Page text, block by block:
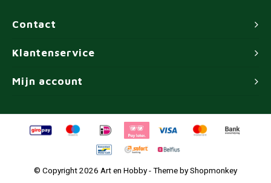
Contact
Klantenservice
Mijn account
© Copyright 2026 Art en Hobby - Theme byShopmonkey